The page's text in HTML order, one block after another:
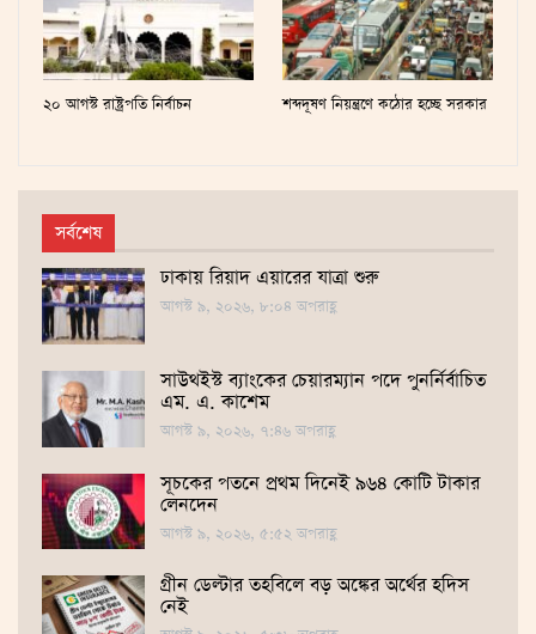
২০ আগস্ট রাষ্ট্রপতি নির্বাচন শব্দদূষণ নিয়ন্ত্রণে কঠোর হচ্ছে সরকার
সর্বশেষ
ঢাকায় রিয়াদ এয়ারের যাত্রা শুরু
আগস্ট ৯, ২০২৬, ৮:০৪ অপরাহ্ণ
সাউথইস্ট ব্যাংকের চেয়ারম্যান পদে পুনর্নির্বাচিত
এম. এ. কাশেম
আগস্ট ৯, ২০২৬, ৭:৪৬ অপরাহ্ণ
সূচকের পতনে প্রথম দিনেই ৯৬৪ কোটি টাকার
লেনদেন
আগস্ট ৯, ২০২৬, ৫:৫২ অপরাহ্ণ
গ্রীন ডেল্টার তহবিলে বড় অঙ্কের অর্থের হদিস
নেই